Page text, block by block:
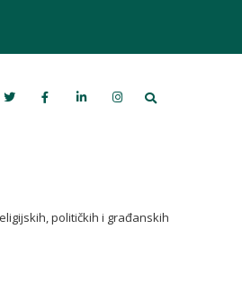
Search
političkih i građanskih